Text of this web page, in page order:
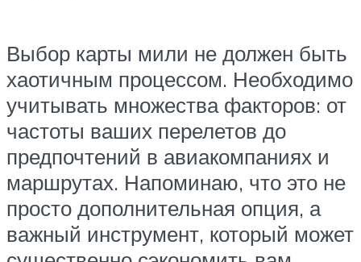
Выбор карты мили не должен быть
хаотичным процессом. Необходимо
учитывать множества факторов: от
частоты ваших перелетов до
предпочтений в авиакомпаниях и
маршрутах. Напоминаю, что это не
просто дополнительная опция, а
важный инструмент, который может